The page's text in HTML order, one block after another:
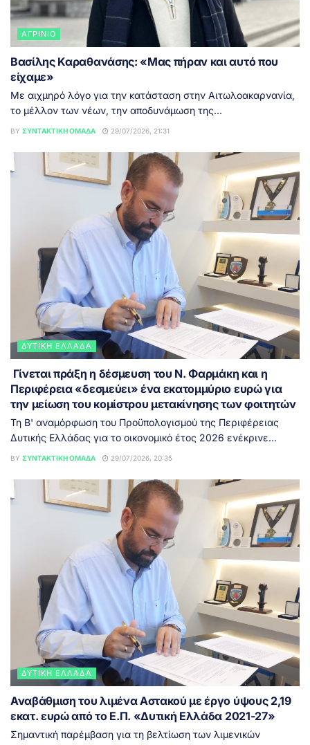
ΑΓΡΊΝΙΟ
Βασίλης Καραθανάσης: «Μας πήραν και αυτό που
είχαμε»
Με αιχμηρό λόγο για την κατάσταση στην Αιτωλοακαρνανία,
το μέλλον των νέων, την αποδυνάμωση της...
BY ΣΥΝΤΑΚΤΙΚΉ ΟΜΆΔΑ 29/07/2026, 21:31
ΔΥΤΙΚΉ ΕΛΛΆΔΑ
Γίνεται πράξη η δέσμευση του Ν. Φαρμάκη και η
Περιφέρεια «δεσμεύει» ένα εκατομμύριο ευρώ για
την μείωση του κομίστρου μετακίνησης των φοιτητών
Τη Β' αναμόρφωση του Προϋπολογισμού της Περιφέρειας
Δυτικής Ελλάδας για το οικονομικό έτος 2026 ενέκρινε...
BY ΣΥΝΤΑΚΤΙΚΉ ΟΜΆΔΑ 29/07/2026, 20:35
ΔΥΤΙΚΉ ΕΛΛΆΔΑ
Αναβάθμιση του λιμένα Αστακού με έργο ύψους 2,19
εκατ. ευρώ από το Ε.Π. «Δυτική Ελλάδα 2021-27»
Σημαντική παρέμβαση για τη βελτίωση των λιμενικών